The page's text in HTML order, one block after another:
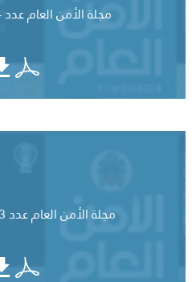
مجلة الأمن العام عدد 154 تموز 2026
مجلة الأمن العام عدد 153 حزيران 2026